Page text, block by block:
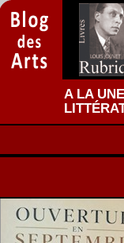
A LA UNE